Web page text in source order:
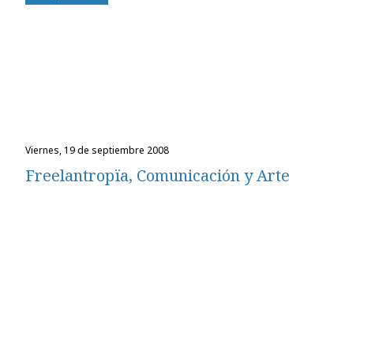
viernes, 19 de septiembre 2008
Freelantropïa, Comunicación y Arte